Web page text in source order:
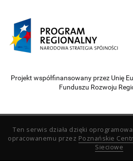
Projekt współfinansowany przez Unię
Funduszu Rozwoju
Ten serwis działa dzięki
opracowanemu przez Poznańskie
Sieciowe